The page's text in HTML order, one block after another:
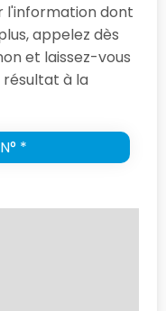
l'information dont
appelez dès
et laissez-vous
à la
*